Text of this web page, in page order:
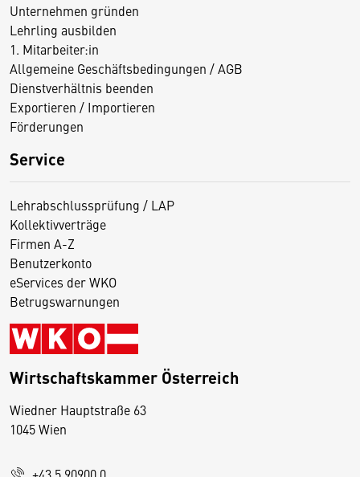
Unternehmen gründen
Lehrling ausbilden
1. Mitarbeiter:in
Allgemeine Geschäftsbedingungen / AGB
Dienstverhältnis beenden
Exportieren / Importieren
Förderungen
Service
Lehrabschlussprüfung / LAP
Kollektivverträge
Firmen A-Z
Benutzerkonto
eServices der WKO
Betrugswarnungen
Wirtschaftskammer Österreich
Wiedner Hauptstraße 63
1045 Wien
D